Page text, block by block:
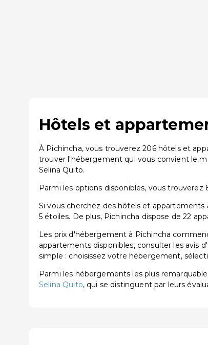
Hôtels et
À Pichincha, vous trouverez 206 hôtels et
trouver l'hébergement qui vous convient le
Selina Quito.
Parmi les options disponibles, vous trouverez
Si vous cherchez des hôtels et
5 étoiles. De plus, Pichincha dispose de 22
Les prix d'hébergement à Pichincha
appartements disponibles, consulter les avis
simple : choisissez votre hébergement,
Parmi les hébergements les plus
Selina Quito, qui se distinguent par leurs